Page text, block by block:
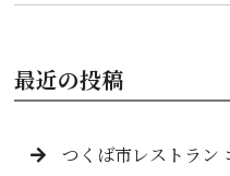
最近の投稿
つくば市レストラン